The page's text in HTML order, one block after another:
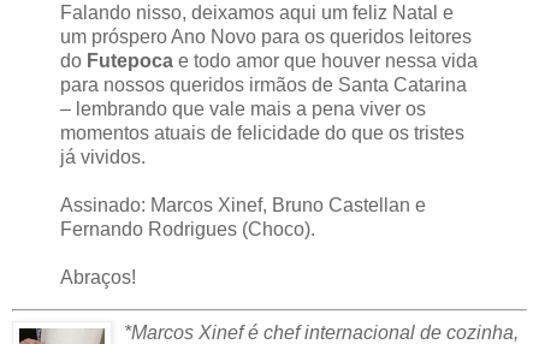
Falando nisso, deixamos aqui um feliz Natal e
um próspero Ano Novo para os queridos leitores
do Futepoca e todo amor que houver nessa vida
para nossos queridos irmãos de Santa Catarina
– lembrando que vale mais a pena viver os
momentos atuais de felicidade do que os tristes
já vividos.
Assinado: Marcos Xinef, Bruno Castellan e
Fernando Rodrigues (Choco).
Abraços!
*Marcos Xinef é chef internacional de cozinha,